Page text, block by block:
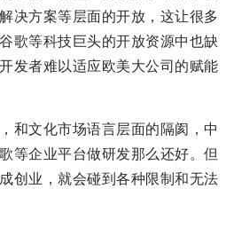
决方案等层面的开放，这让很多
歌等科技巨头的开放资源中也缺
发者难以适应欧美大公司的赋能
和文化市场语言层面的隔阂，中
等企业平台做研发那么还好。但
创业，就会碰到各种限制和无法